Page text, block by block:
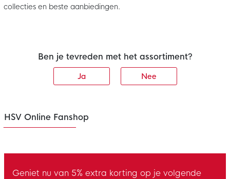
collecties en beste aanbiedingen.
Ben je tevreden met het assortiment?
Ja Nee
HSV Online Fanshop
Geniet nu van 5% extra korting op je volgende